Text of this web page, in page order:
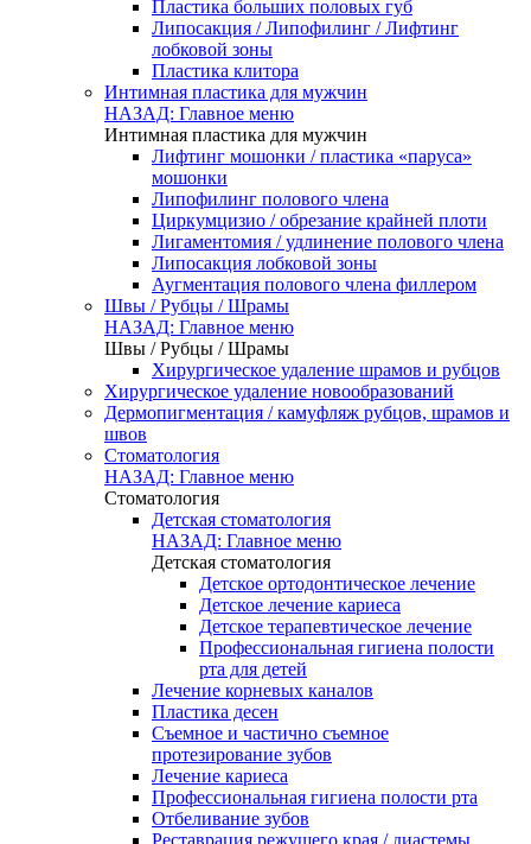
Пластика больших половых губ
Липосакция / Липофилинг / Лифтинг
лобковой зоны
Пластика клитора
Интимная пластика для мужчин
НАЗАД: Главное меню
Интимная пластика для мужчин
Лифтинг мошонки / пластика «паруса»
мошонки
Липофилинг полового члена
Циркумцизио / обрезание крайней плоти
Лигаментомия / удлинение полового члена
Липосакция лобковой зоны
Аугментация полового члена филлером
Швы / Рубцы / Шрамы
НАЗАД: Главное меню
Швы / Рубцы / Шрамы
Хирургическое удаление шрамов и рубцов
Хирургическое удаление новообразований
Дермопигментация / камуфляж рубцов, шрамов и
швов
Стоматология
НАЗАД: Главное меню
Стоматология
Детская стоматология
НАЗАД: Главное меню
Детская стоматология
Детское ортодонтическое лечение
Детское лечение кариеса
Детское терапевтическое лечение
Профессиональная гигиена полости
рта для детей
Лечение корневых каналов
Пластика десен
Съемное и частично съемное
протезирование зубов
Лечение кариеса
Профессиональная гигиена полости рта
Отбеливание зубов
Реставрация режущего края / диастемы